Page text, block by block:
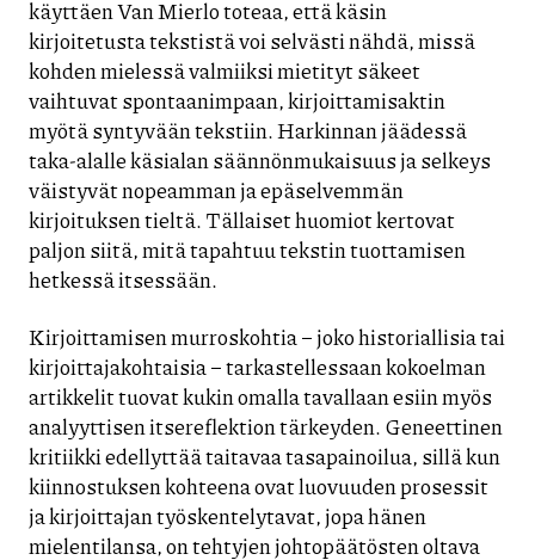
käyttäen Van Mierlo toteaa, että käsin
kirjoitetusta tekstistä voi selvästi nähdä, missä
kohden mielessä valmiiksi mietityt säkeet
vaihtuvat spontaanimpaan, kirjoittamisaktin
myötä syntyvään tekstiin. Harkinnan jäädessä
taka-alalle käsialan säännönmukaisuus ja selkeys
väistyvät nopeamman ja epäselvemmän
kirjoituksen tieltä. Tällaiset huomiot kertovat
paljon siitä, mitä tapahtuu tekstin tuottamisen
hetkessä itsessään.
Kirjoittamisen murroskohtia – joko historiallisia tai
kirjoittajakohtaisia – tarkastellessaan kokoelman
artikkelit tuovat kukin omalla tavallaan esiin myös
analyyttisen itsereflektion tärkeyden. Geneettinen
kritiikki edellyttää taitavaa tasapainoilua, sillä kun
kiinnostuksen kohteena ovat luovuuden prosessit
ja kirjoittajan työskentelytavat, jopa hänen
mielentilansa, on tehtyjen johtopäätösten oltava